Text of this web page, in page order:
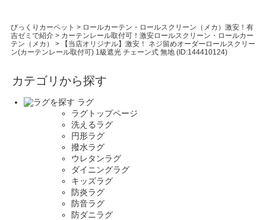
びっくりカーペット > ロールカーテン・ロールスクリーン（メカ）激安！有
吉ゼミで紹介> カーテンレール取付可！激安ロールスクリーン・ロールカー
テン（メカ）
>
【当店オリジナル】激安！ ネジ留めオーダーロールスクリー
ン(カーテンレール取付可) 1級遮光 チェーン式 無地 (ID:144410124)
カテゴリから探す
ラグ
ラグトップページ
洗えるラグ
円形ラグ
撥水ラグ
ウレタンラグ
ダイニングラグ
キッズラグ
防炎ラグ
防音ラグ
防ダニラグ